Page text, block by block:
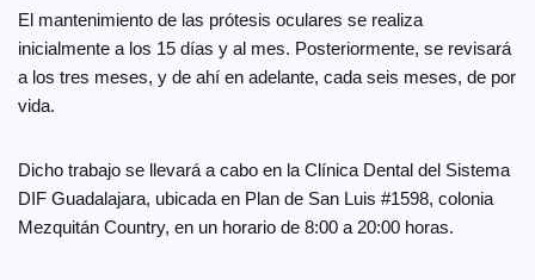
El mantenimiento de las prótesis oculares se realiza
inicialmente a los 15 días y al mes. Posteriormente, se revisará
a los tres meses, y de ahí en adelante, cada seis meses, de por
vida.
Dicho trabajo se llevará a cabo en la Clínica Dental del Sistema
DIF Guadalajara, ubicada en Plan de San Luis #1598, colonia
Mezquitán Country, en un horario de 8:00 a 20:00 horas.